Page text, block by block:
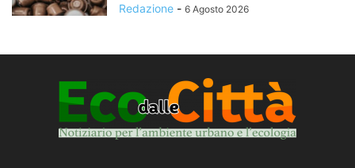
Redazione - 6 Agosto 2026